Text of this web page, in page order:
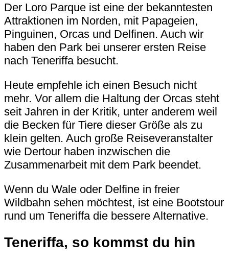
Der Loro Parque ist eine der bekanntesten
Attraktionen im Norden, mit Papageien,
Pinguinen, Orcas und Delfinen. Auch wir
haben den Park bei unserer ersten Reise
nach Teneriffa besucht.
Heute empfehle ich einen Besuch nicht
mehr. Vor allem die Haltung der Orcas steht
seit Jahren in der Kritik, unter anderem weil
die Becken für Tiere dieser Größe als zu
klein gelten. Auch große Reiseveranstalter
wie Dertour haben inzwischen die
Zusammenarbeit mit dem Park beendet.
Wenn du Wale oder Delfine in freier
Wildbahn sehen möchtest, ist eine Bootstour
rund um Teneriffa die bessere Alternative.
Teneriffa, so kommst du hin